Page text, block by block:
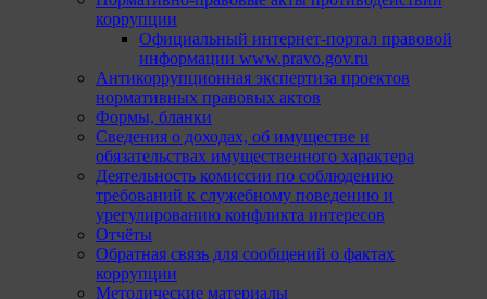
коррупции
Официальный интернет-портал правовой
информации www.pravo.gov.ru
Антикоррупционная экспертиза проектов
нормативных правовых актов
Формы, бланки
Сведения о доходах, об имуществе и
обязательствах имущественного характера
Деятельность комиссии по соблюдению
требований к служебному поведению и
урегулированию конфликта интересов
Отчёты
Обратная связь для сообщений о фактах
коррупции
Методические материалы